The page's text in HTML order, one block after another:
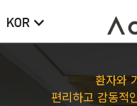
환자와
편리하고 감동적